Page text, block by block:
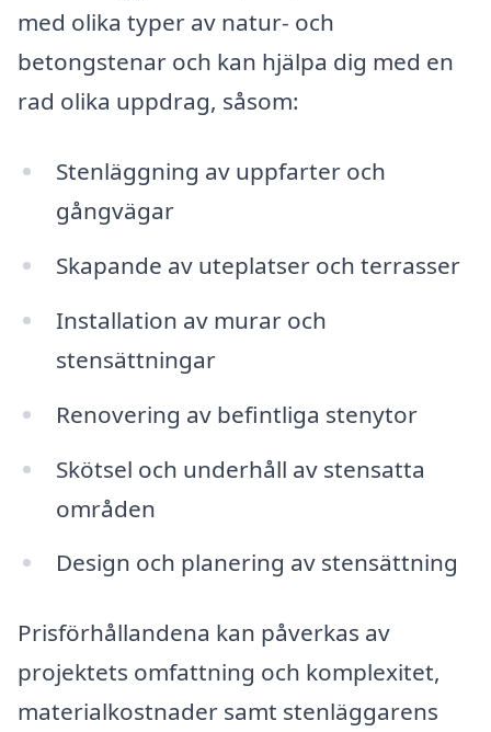
med olika typer av natur- och
betongstenar och kan hjälpa dig med en
rad olika uppdrag, såsom:
Stenläggning av uppfarter och
gångvägar
Skapande av uteplatser och terrasser
Installation av murar och
stensättningar
Renovering av befintliga stenytor
Skötsel och underhåll av stensatta
områden
Design och planering av stensättning
Prisförhållandena kan påverkas av
projektets omfattning och komplexitet,
materialkostnader samt stenläggarens